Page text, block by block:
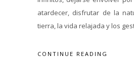
atardecer, disfrutar de la
tierra, la vida relajada y los
CONTINUE READING